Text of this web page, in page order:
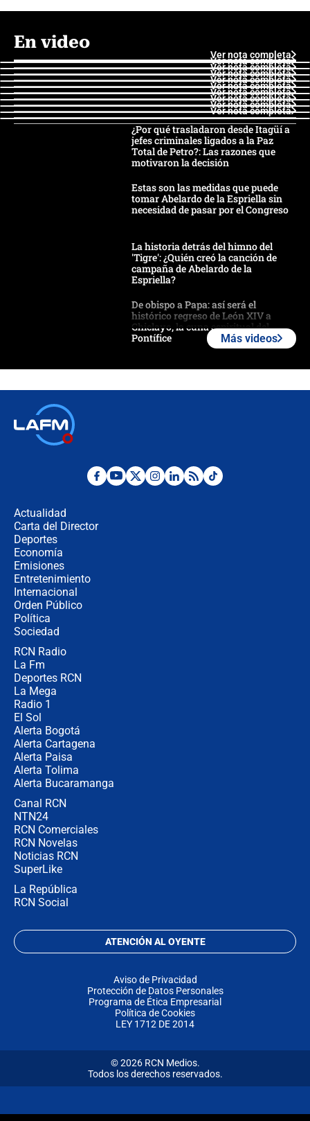
En video
Ver nota completa
Ver nota completa
Ver nota completa
Ver nota completa
Ver nota completa
Ver nota completa
Ver nota completa
Ver nota completa
Ver nota completa
Ver nota completa
¿Por qué trasladaron desde Itagüí a
jefes criminales ligados a la Paz
Total de Petro?: Las razones que
motivaron la decisión
Estas son las medidas que puede
tomar Abelardo de la Espriella sin
necesidad de pasar por el Congreso
La historia detrás del himno del
'Tigre': ¿Quién creó la canción de
campaña de Abelardo de la
Espriella?
De obispo a Papa: así será el
histórico regreso de León XIV a
Chiclayo, la cuna espiritual del
Pontífice
¿La posesión de Abelardo De la
Más videos
Actualidad
Carta del Director
Deportes
Economía
Emisiones
Entretenimiento
Internacional
Orden Público
Política
Sociedad
RCN Radio
La Fm
Deportes RCN
La Mega
Radio 1
El Sol
Alerta Bogotá
Alerta Cartagena
Alerta Paisa
Alerta Tolima
Alerta Bucaramanga
Canal RCN
NTN24
RCN Comerciales
RCN Novelas
Noticias RCN
SuperLike
La República
RCN Social
ATENCIÓN AL OYENTE
Aviso de Privacidad
Protección de Datos Personales
Programa de Ética Empresarial
Política de Cookies
LEY 1712 DE 2014
© 2026 RCN Medios.
Todos los derechos reservados.